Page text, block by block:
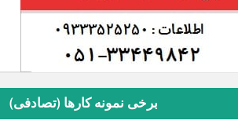
برخی نمونه کارها (تصادفی)